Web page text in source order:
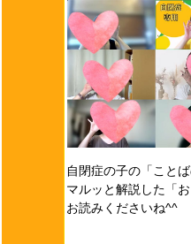
自閉症の子の「こと
マルッと解説した「
お読みくださいね^^